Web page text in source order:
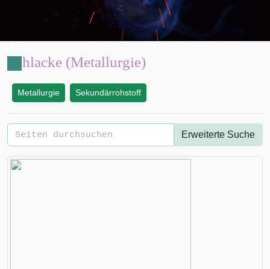
Schlacke (Metallurgie)
Metallurgie Sekundärrohstoff
Erweiterte Suche